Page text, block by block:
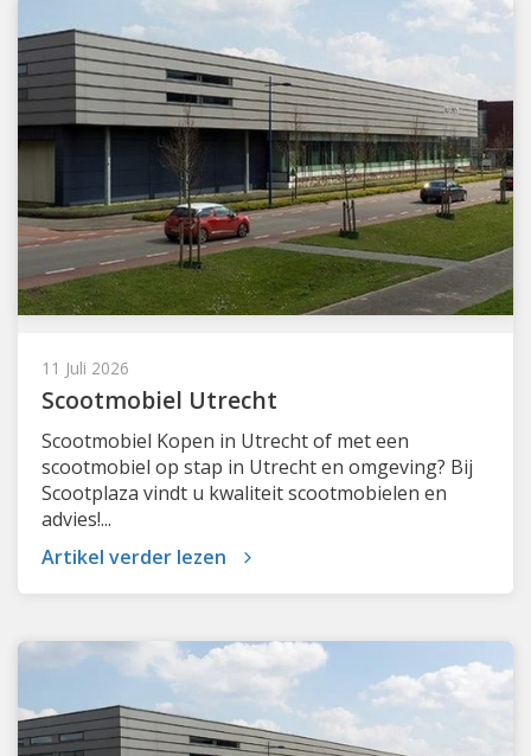
11 Juli 2026
Scootmobiel Utrecht
Scootmobiel Kopen in Utrecht of met een
scootmobiel op stap in Utrecht en omgeving? Bij
Scootplaza vindt u kwaliteit scootmobielen en
advies!...
Artikel verder lezen